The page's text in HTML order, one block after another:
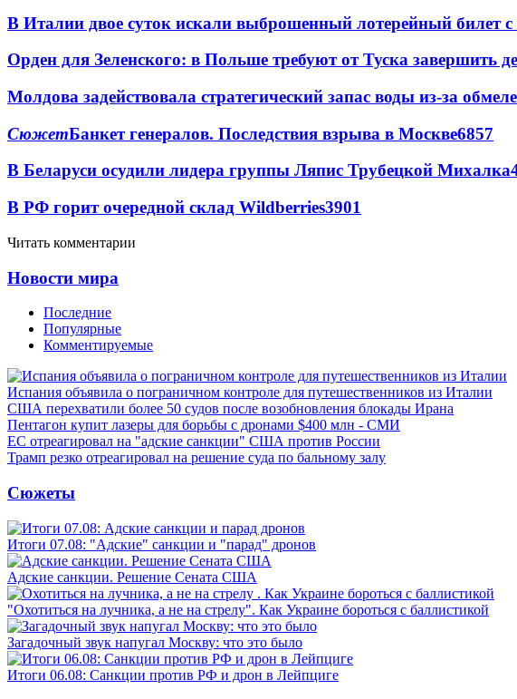
В Италии двое суток искали выброшенный лотерейный билет
Орден для Зеленского: в Польше требуют от Туска завершить
Молдова задействовала стратегический запас воды из-за
СюжетБанкет генералов. Последствия взрыва в Москве6857
В Беларуси осудили лидера группы Ляпис Трубецкой Михалка
В РФ горит очередной склад Wildberries3901
Читать комментарии
Новости мира
Последние
Популярные
Комментируемые
Испания объявила о пограничном контроле для путешественников из Италии
США перехватили более 50 судов после возобновления блокады Ирана
Пентагон купит лазеры для борьбы с дронами $400 млн - СМИ
ЕС отреагировал на "адские санкции" США против России
Трамп резко отреагировал на решение суда по бальному залу
Сюжеты
Итоги 07.08: "Адские" санкции и "парад" дронов
Адские санкции. Решение Сената США
"Охотиться на лучника, а не на стрелу". Как Украине бороться с баллистикой
Загадочный звук напугал Москву: что это было
Итоги 06.08: Санкции против РФ и дрон в Лейпциге